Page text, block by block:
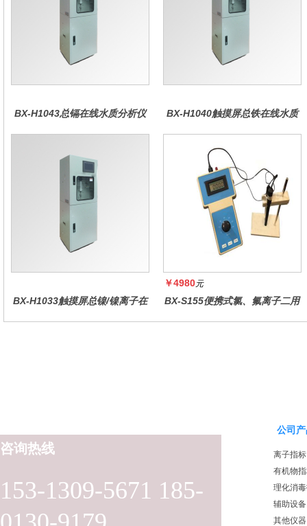
BX-H1043总镉在线水质分析仪
BX-H1040触摸屏总铁在线水质
BX-H1033触摸屏总镍/镍离子在
￥4980元
BX-S155便携式氯、氟离子二用
153-1309-5671 185-
咨询热线
公司
离子指标
有机物
理化消
辅助设备
其他仪器